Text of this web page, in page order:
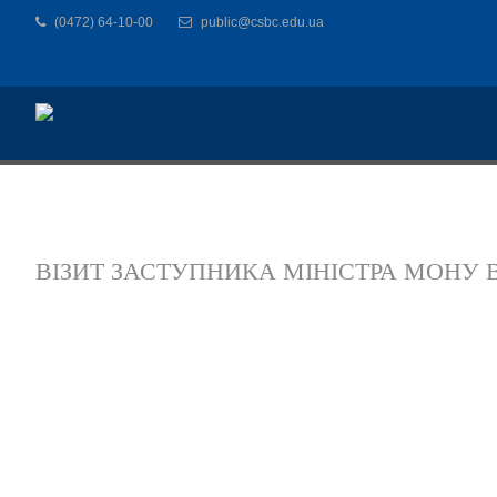
(0472) 64-10-00 public@csbc.edu.ua
ВІЗИТ ЗАСТУПНИКА МІНІСТРА МОНУ